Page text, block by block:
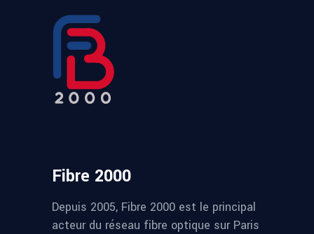
Fibre 2000
Depuis 2005, Fibre 2000 est le principal
acteur du réseau fibre optique sur Paris